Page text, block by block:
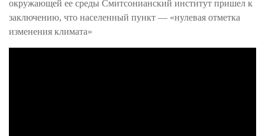
окружающей ее среды Смитсонианский институт пришел к
заключению, что населенный пункт — «нулевая отметка
изменения климата»